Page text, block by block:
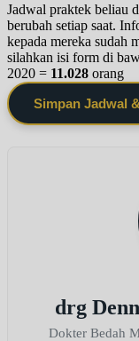
Jadwal praktek beliau
berubah setiap saat.
kepada mereka sudah
silahkan isi form di
2020 = 11.028 orang
Simpan Jadwal
drg
Dokter Bedah